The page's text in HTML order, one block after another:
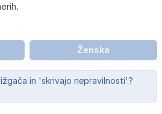
Ženska
in 'skrivajo nepravilnosti'?